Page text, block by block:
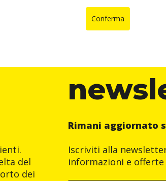
Conferma
del
dei
Rimani aggiornato
Iscriviti alla
informazioni e